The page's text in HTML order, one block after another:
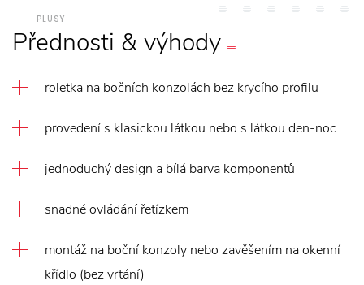
PLUSY
Přednosti &výhody
roletka na bočních konzolách bez krycího profilu
provedení s klasickou látkou nebo s látkou den-noc
jednoduchý design a bílá barva komponentů
snadné ovládání řetízkem
montáž na boční konzoly nebo zavěšením na okenní
křídlo (bez vrtání)